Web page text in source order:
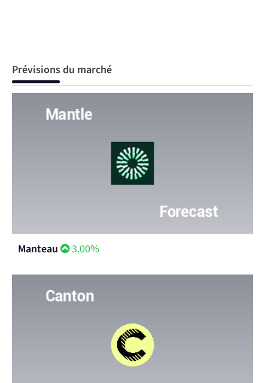
Prévisions du marché
Manteau 3.00%